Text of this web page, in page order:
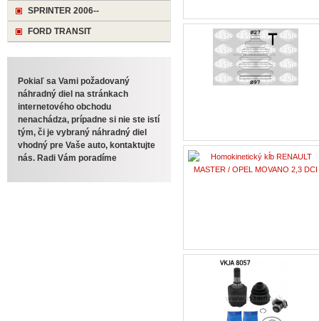
SPRINTER 2006--
FORD TRANSIT
Pokiaľ sa Vami požadovaný
náhradný diel na stránkach
internetového obchodu
nenachádza, prípadne si nie ste istí
tým, či je vybraný náhradný diel
vhodný pre Vaše auto, kontaktujte
nás. Radi Vám poradíme